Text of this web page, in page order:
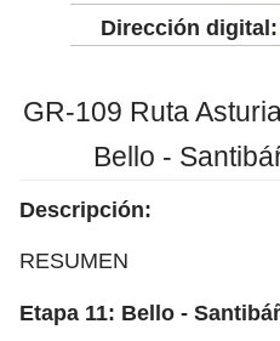
Dirección digital:
GR-109 Ruta
Bello -
Descripción:
RESUMEN
Etapa 11: Bello -